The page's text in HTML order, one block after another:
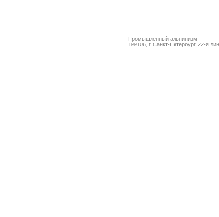
Промышленный альпинизм
199106, г. Санкт-Петербург, 22-я